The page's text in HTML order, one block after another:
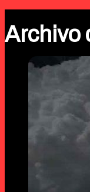
Archivo